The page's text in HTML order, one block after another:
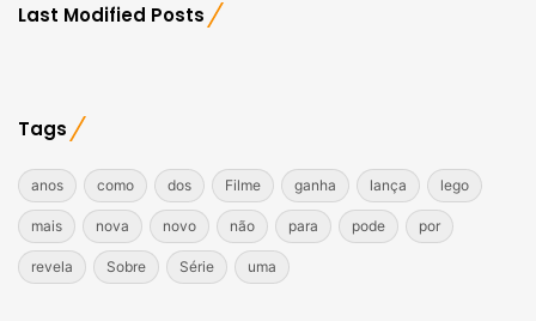
Last Modified Posts
Tags
anos como dos Filme ganha lança lego
mais nova novo não para pode por
revela Sobre Série uma